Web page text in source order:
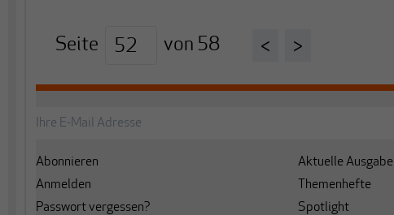
Seite von 58 < >
Abonnieren
Anmelden
Passwort vergessen?
Aktuelle Ausgabe
Themenhefte
Spotlight